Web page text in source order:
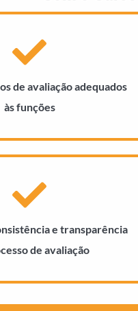
de avaliação adequados
às funções
e transparência
de avaliação